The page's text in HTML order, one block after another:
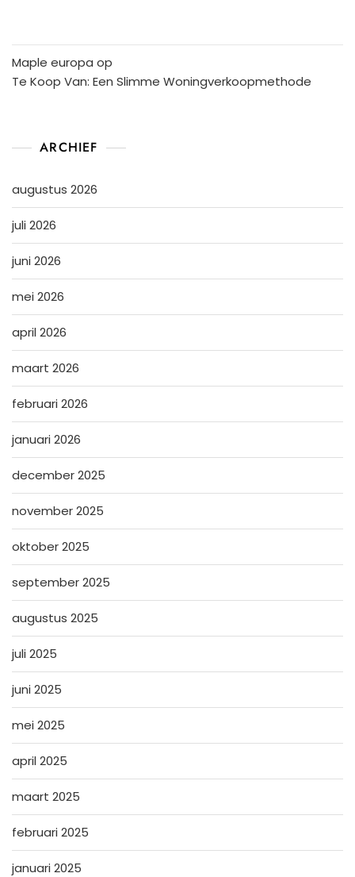
Maple europa op
Te Koop Van: Een Slimme Woningverkoopmethode
ARCHIEF
augustus 2026
juli 2026
juni 2026
mei 2026
april 2026
maart 2026
februari 2026
januari 2026
december 2025
november 2025
oktober 2025
september 2025
augustus 2025
juli 2025
juni 2025
mei 2025
april 2025
maart 2025
februari 2025
januari 2025